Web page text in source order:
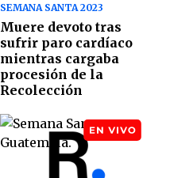
SEMANA SANTA 2023
Muere devoto tras
sufrir paro cardíaco
mientras cargaba
procesión de la
Recolección